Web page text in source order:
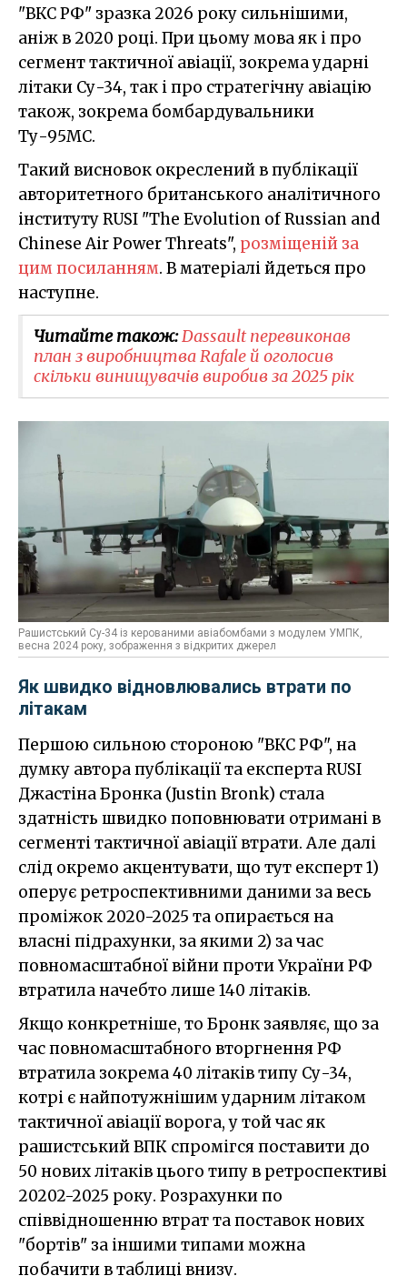
"ВКС РФ" зразка 2026 року сильнішими,
аніж в 2020 році. При цьому мова як і про
сегмент тактичної авіації, зокрема ударні
літаки Су-34, так і про стратегічну авіацію
також, зокрема бомбардувальники
Ту-95МС.
Такий висновок окреслений в публікації
авторитетного британського аналітичного
інституту RUSI "The Evolution of Russian and
Chinese Air Power Threats", розміщеній за
цим посиланням. В матеріалі йдеться про
наступне.
Читайте також:Dassault перевиконав
план з виробництва Rafale й оголосив
скільки винищувачів виробив за 2025 рік
Рашистський Су-34 із керованими авіабомбами з модулем УМПК,
весна 2024 року, зображення з відкритих джерел
Як швидко відновлювались втрати по
літакам
Першою сильною стороною "ВКС РФ", на
думку автора публікації та експерта RUSI
Джастіна Бронка (Justin Bronk) стала
здатність швидко поповнювати отримані в
сегменті тактичної авіації втрати. Але далі
слід окремо акцентувати, що тут експерт 1)
оперує ретроспективними даними за весь
проміжок 2020-2025 та опирається на
власні підрахунки, за якими 2) за час
повномасштабної війни проти України РФ
втратила начебто лише 140 літаків.
Якщо конкретніше, то Бронк заявляє, що за
час повномасштабного вторгнення РФ
втратила зокрема 40 літаків типу Су-34,
котрі є найпотужнішим ударним літаком
тактичної авіації ворога, у той час як
рашистський ВПК спромігся поставити до
50 нових літаків цього типу в ретроспективі
20202-2025 року. Розрахунки по
співвідношенню втрат та поставок нових
"бортів" за іншими типами можна
побачити в таблиці внизу.